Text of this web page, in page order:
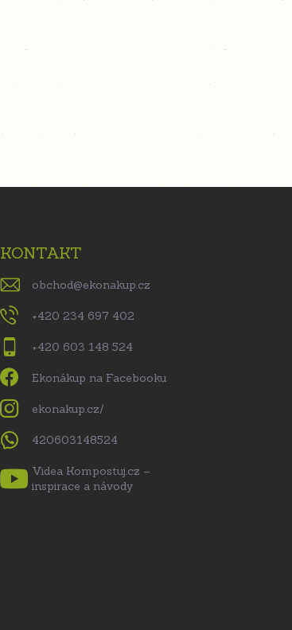
KONTAKT
obchod@ekonakup.cz
+420 234 697 402
+420 603 148 524
Ekonákup na Facebooku
ekonakup.cz/
420603148524
Videa Kompostuj.cz –
inspirace a návody